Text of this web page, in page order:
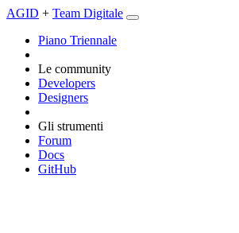
AGID + Team Digitale
Piano Triennale
Le community
Developers
Designers
Gli strumenti
Forum
Docs
GitHub